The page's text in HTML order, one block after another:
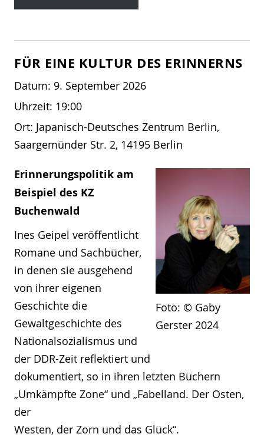
FÜR EINE KULTUR DES ERINNERNS
Datum: 9. September 2026
Uhrzeit: 19:00
Ort: Japanisch-Deutsches Zentrum Berlin,
Saargemünder Str. 2, 14195 Berlin
Foto: © Gaby
Gerster 2024
Erinnerungspolitik am
Beispiel des KZ
Buchenwald
Ines Geipel veröffentlicht
Romane und Sachbücher,
in denen sie ausgehend
von ihrer eigenen
Geschichte die
Gewaltgeschichte des
Nationalsozialismus und
der DDR-Zeit reflektiert und
dokumentiert, so in ihren letzten Büchern
„Umkämpfte Zone“ und „Fabelland. Der Osten,
der
Westen, der Zorn und das Glück“.